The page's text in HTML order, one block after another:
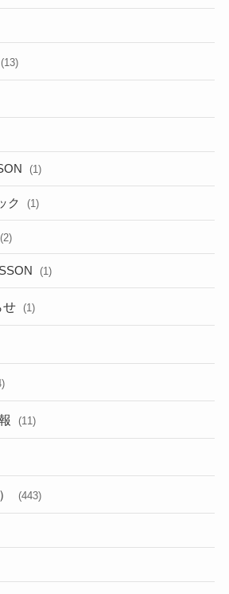
(13)
(1)
ク (1)
(2)
(1)
せ (1)
(11)
(443)